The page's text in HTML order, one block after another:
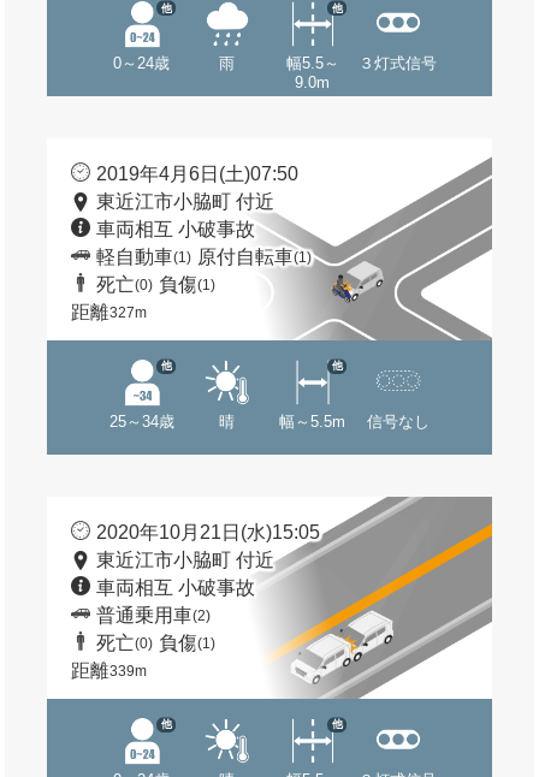
0～24歳
他
雨
幅5.5～
9.0m
他
３灯式信号
2019年4月6日(土)07:50
東近江市小脇町 付近
車両相互 小破事故
軽自動車(1) 原付自転車(1)
死亡(0) 負傷(1)
距離327m
25～34歳
他
晴 幅～5.5m
他
信号なし
2020年10月21日(水)15:05
東近江市小脇町 付近
車両相互 小破事故
普通乗用車(2)
死亡(0) 負傷(1)
距離339m
他 他